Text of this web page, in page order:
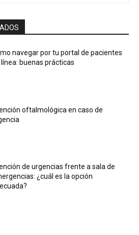
navegar por tu portal de pacientes
línea: buenas prácticas
oftalmológica en caso de
de urgencias frente a sala de
¿cuál es la opción